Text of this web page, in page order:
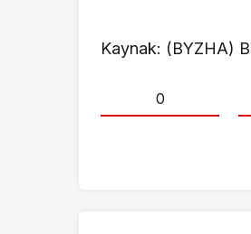
Kaynak: (BYZHA)
0